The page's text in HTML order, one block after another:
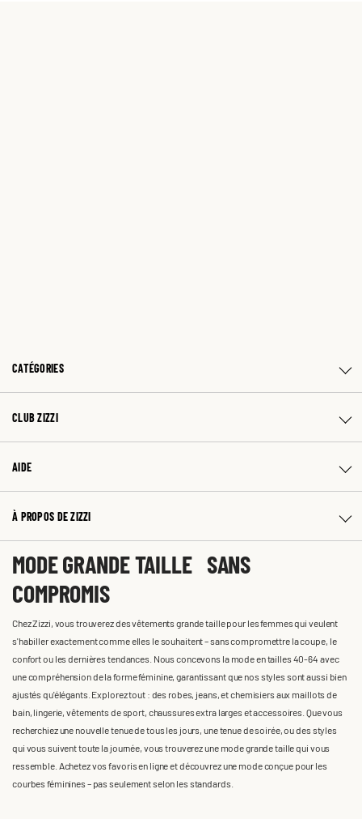
CATÉGORIES
CLUB ZIZZI
AIDE
À PROPOS DE ZIZZI
MODE GRANDE TAILLE SANS
COMPROMIS
Chez Zizzi, vous trouverez des vêtements grande taille pour les femmes qui veulent
s'habiller exactement comme elles le souhaitent – sans compromettre la coupe, le
confort ou les dernières tendances. Nous concevons la mode en tailles 40-64 avec
une compréhension de la forme féminine, garantissant que nos styles sont aussi bien
ajustés qu'élégants. Explorez tout : des robes, jeans, et chemisiers aux maillots de
bain, lingerie, vêtements de sport, chaussures extra larges et accessoires. Que vous
recherchiez une nouvelle tenue de tous les jours, une tenue de soirée, ou des styles
qui vous suivent toute la journée, vous trouverez une mode grande taille qui vous
ressemble. Achetez vos favoris en ligne et découvrez une mode conçue pour les
courbes féminines – pas seulement selon les standards.